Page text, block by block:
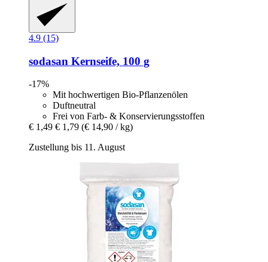
4.9 (15)
sodasan Kernseife, 100 g
-17%
Mit hochwertigen Bio-Pflanzenölen
Duftneutral
Frei von Farb- & Konservierungsstoffen
€ 1,49 € 1,79 (€ 14,90 / kg)
Zustellung bis 11. August